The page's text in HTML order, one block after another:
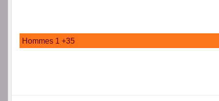
Hommes 1 +35